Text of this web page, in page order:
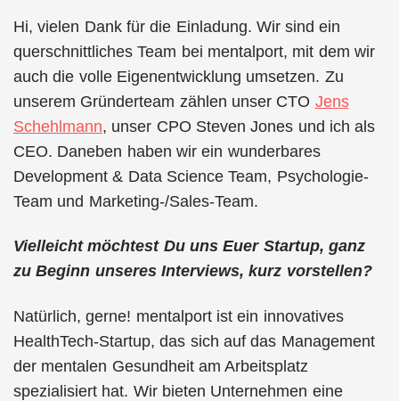
Hi, vielen Dank für die Einladung. Wir sind ein
querschnittliches Team bei mentalport, mit dem wir
auch die volle Eigenentwicklung umsetzen. Zu
unserem Gründerteam zählen unser CTO Jens
Schehlmann, unser CPO Steven Jones und ich als
CEO. Daneben haben wir ein wunderbares
Development & Data Science Team, Psychologie-
Team und Marketing-/Sales-Team.
Vielleicht möchtest Du uns Euer Startup, ganz
zu Beginn unseres Interviews, kurz vorstellen?
Natürlich, gerne! mentalport ist ein innovatives
HealthTech-Startup, das sich auf das Management
der mentalen Gesundheit am Arbeitsplatz
spezialisiert hat. Wir bieten Unternehmen eine